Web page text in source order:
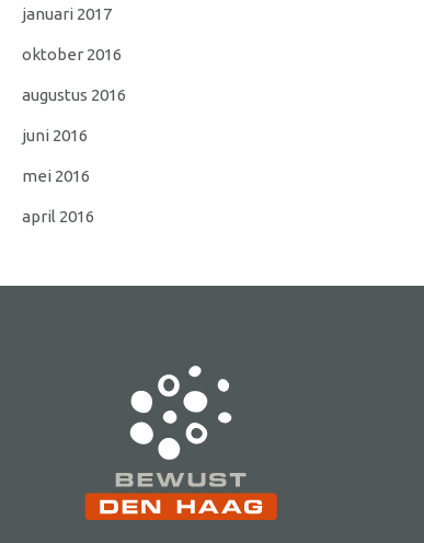
januari 2017
oktober 2016
augustus 2016
juni 2016
mei 2016
april 2016